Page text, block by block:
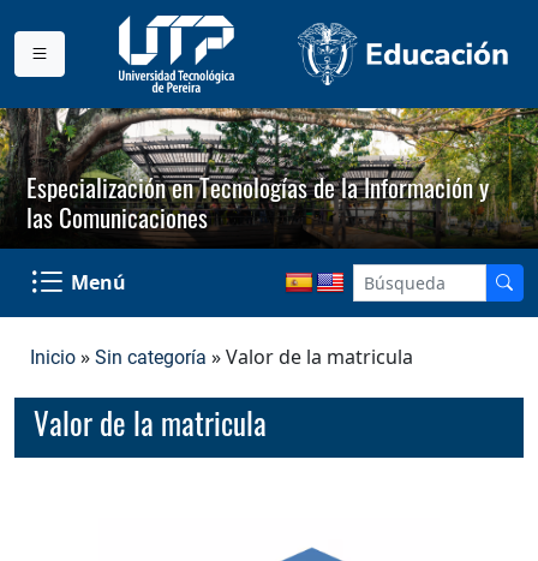
Especialización en Tecnologías de la Información y
las Comunicaciones
Menú
Inicio » Sin categoría » Valor de la matricula
Valor de la matricula